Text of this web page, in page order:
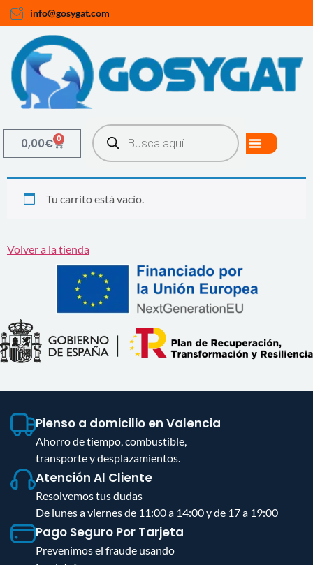
info@gosygat.com
0,00€ 0
Tu carrito está vacío.
Volver a la tienda
Pienso a domicilio en Valencia
Ahorro de tiempo, combustible,
transporte y desplazamientos.
Atención Al Cliente
Resolvemos tus dudas
De lunes a viernes de 11:00 a 14:00 y de 17 a 19:00
Pago Seguro Por Tarjeta
Prevenimos el fraude usando